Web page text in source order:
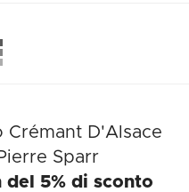
Crémant D'Alsace
Sparr
del 5% di sconto